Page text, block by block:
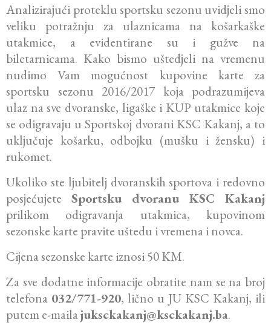
Analizirajući proteklu sportsku sezonu uvidjeli smo
veliku potražnju za ulaznicama na košarkaške
utakmice, a evidentirane su i gužve na
biletarnicama. Kako bismo uštedjeli na vremenu
nudimo Vam mogućnost kupovine karte za
sportsku sezonu 2016/2017 koja podrazumijeva
ulaz na sve dvoranske, ligaške i KUP utakmice koje
se odigravaju u Sportskoj dvorani KSC Kakanj, a to
uključuje košarku, odbojku (mušku i žensku) i
rukomet.
Ukoliko ste ljubitelj dvoranskih sportova i redovno
posjećujete Sportsku dvoranu KSC Kakanj
prilikom odigravanja utakmica, kupovinom
sezonske karte pravite uštedu i vremena i novca.
Cijena sezonske karte iznosi 50 KM.
Za sve dodatne informacije obratite nam se na broj
telefona 032/771-920, lično u JU KSC Kakanj, ili
putem e-mailajuksckakanj@ksckakanj.ba.